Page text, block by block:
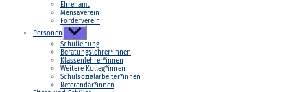
Ehrenamt
Mensaverein
Förderverein
Personen
Untermenü
anzeigen
Schulleitung
Beratungslehrer*innen
Klassenlehrer*innen
Weitere Kolleg*innen
Schulsozialarbeiter*innen
Referendar*innen